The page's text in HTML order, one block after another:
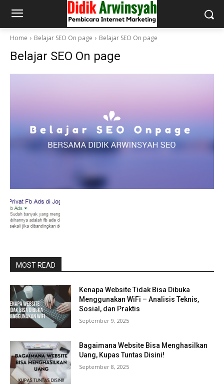
Home Belajar SEO On page Belajar SEO On page
Belajar SEO On page
MOST READ
Kenapa Website Tidak Bisa Dibuka
Menggunakan WiFi – Analisis Teknis,
Sosial, dan Praktis
September 9, 2025
Bagaimana Website Bisa Menghasilkan
Uang, Kupas Tuntas Disini!
September 8, 2025